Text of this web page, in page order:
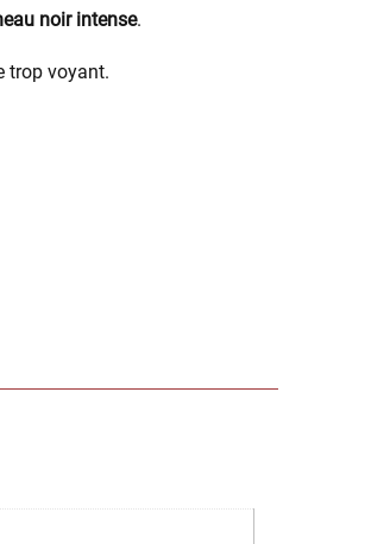
noir intense.
trop voyant.